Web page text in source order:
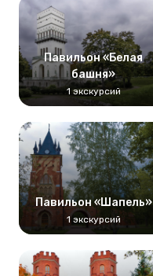
Павильон «Белая
башня»
1 экскурсий
Павильон «Шапель»
1 экскурсий